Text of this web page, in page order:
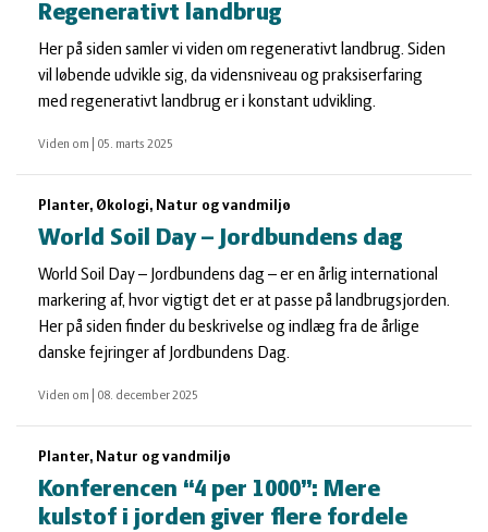
Regenerativt landbrug
Her på siden samler vi viden om regenerativt landbrug. Siden
vil løbende udvikle sig, da vidensniveau og praksiserfaring
med regenerativt landbrug er i konstant udvikling.
Viden om 05. marts 2025
Planter, Økologi, Natur og vandmiljø
World Soil Day – Jordbundens dag
World Soil Day – Jordbundens dag – er en årlig international
markering af, hvor vigtigt det er at passe på landbrugsjorden.
Her på siden finder du beskrivelse og indlæg fra de årlige
danske fejringer af Jordbundens Dag.
Viden om 08. december 2025
Planter, Natur og vandmiljø
Konferencen “4 per 1000”: Mere
kulstof i jorden giver flere fordele